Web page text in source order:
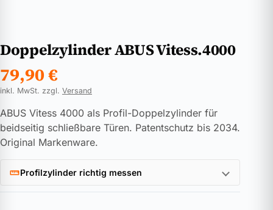
Doppelzylinder ABUS Vitess.4000
79,90€
inkl. MwSt. zzgl. Versand
ABUS Vitess 4000 als Profil-Doppelzylinder für
beidseitig schließbare Türen. Patentschutz bis 2034.
Original Markenware.
Profilzylinder richtig messen